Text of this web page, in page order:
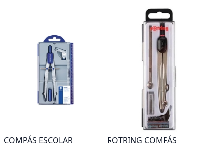
COMPÁS ESCOLAR
ROTRING COMPÁS